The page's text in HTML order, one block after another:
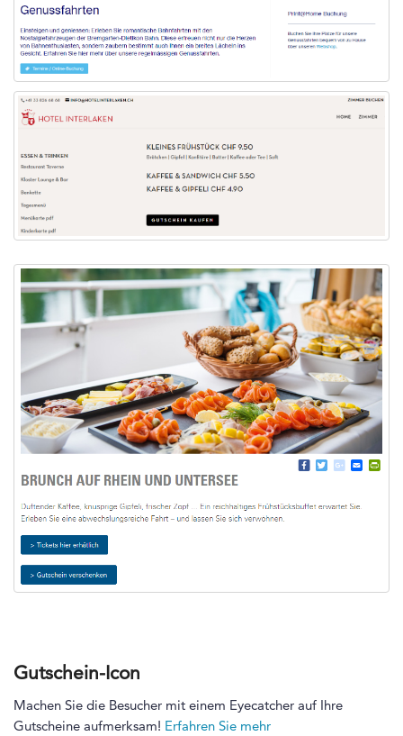
Gutschein-Icon
Machen Sie die Besucher mit einem Eyecatcher auf Ihre
Gutscheine aufmerksam! Erfahren Sie mehr